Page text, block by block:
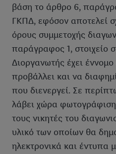
βάση το άρθρο 6,
ΓΚΠΔ, εφόσον αποτελεί
όρους συμμετοχής
παράγραφος 1, στοιχείο
Διοργανωτής έχει
προβάλλει και να
που διενεργεί. Σε
λάβει χώρα
τους νικητές του
υλικό των οποίων θα
ηλεκτρονικά και έντυπα